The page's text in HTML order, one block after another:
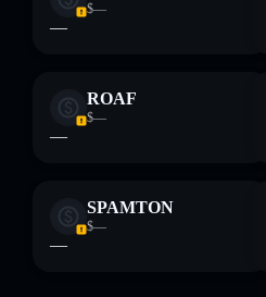
$—
—
ROAF
$—
—
SPAMTON
$—
—